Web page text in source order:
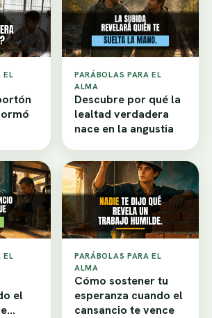
EL
PARÁBOLAS PARA EL
ALMA
Descubre por qué la
lealtad verdadera
nace en la angustia
EL
el
PARÁBOLAS PARA EL
ALMA
Cómo sostener tu
esperanza cuando el
cansancio te vence